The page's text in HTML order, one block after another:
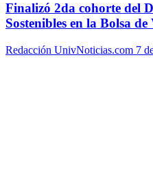
Finalizó 2da cohorte del
Sostenibles en la Bolsa
Redacción UnivNoticias.com 7